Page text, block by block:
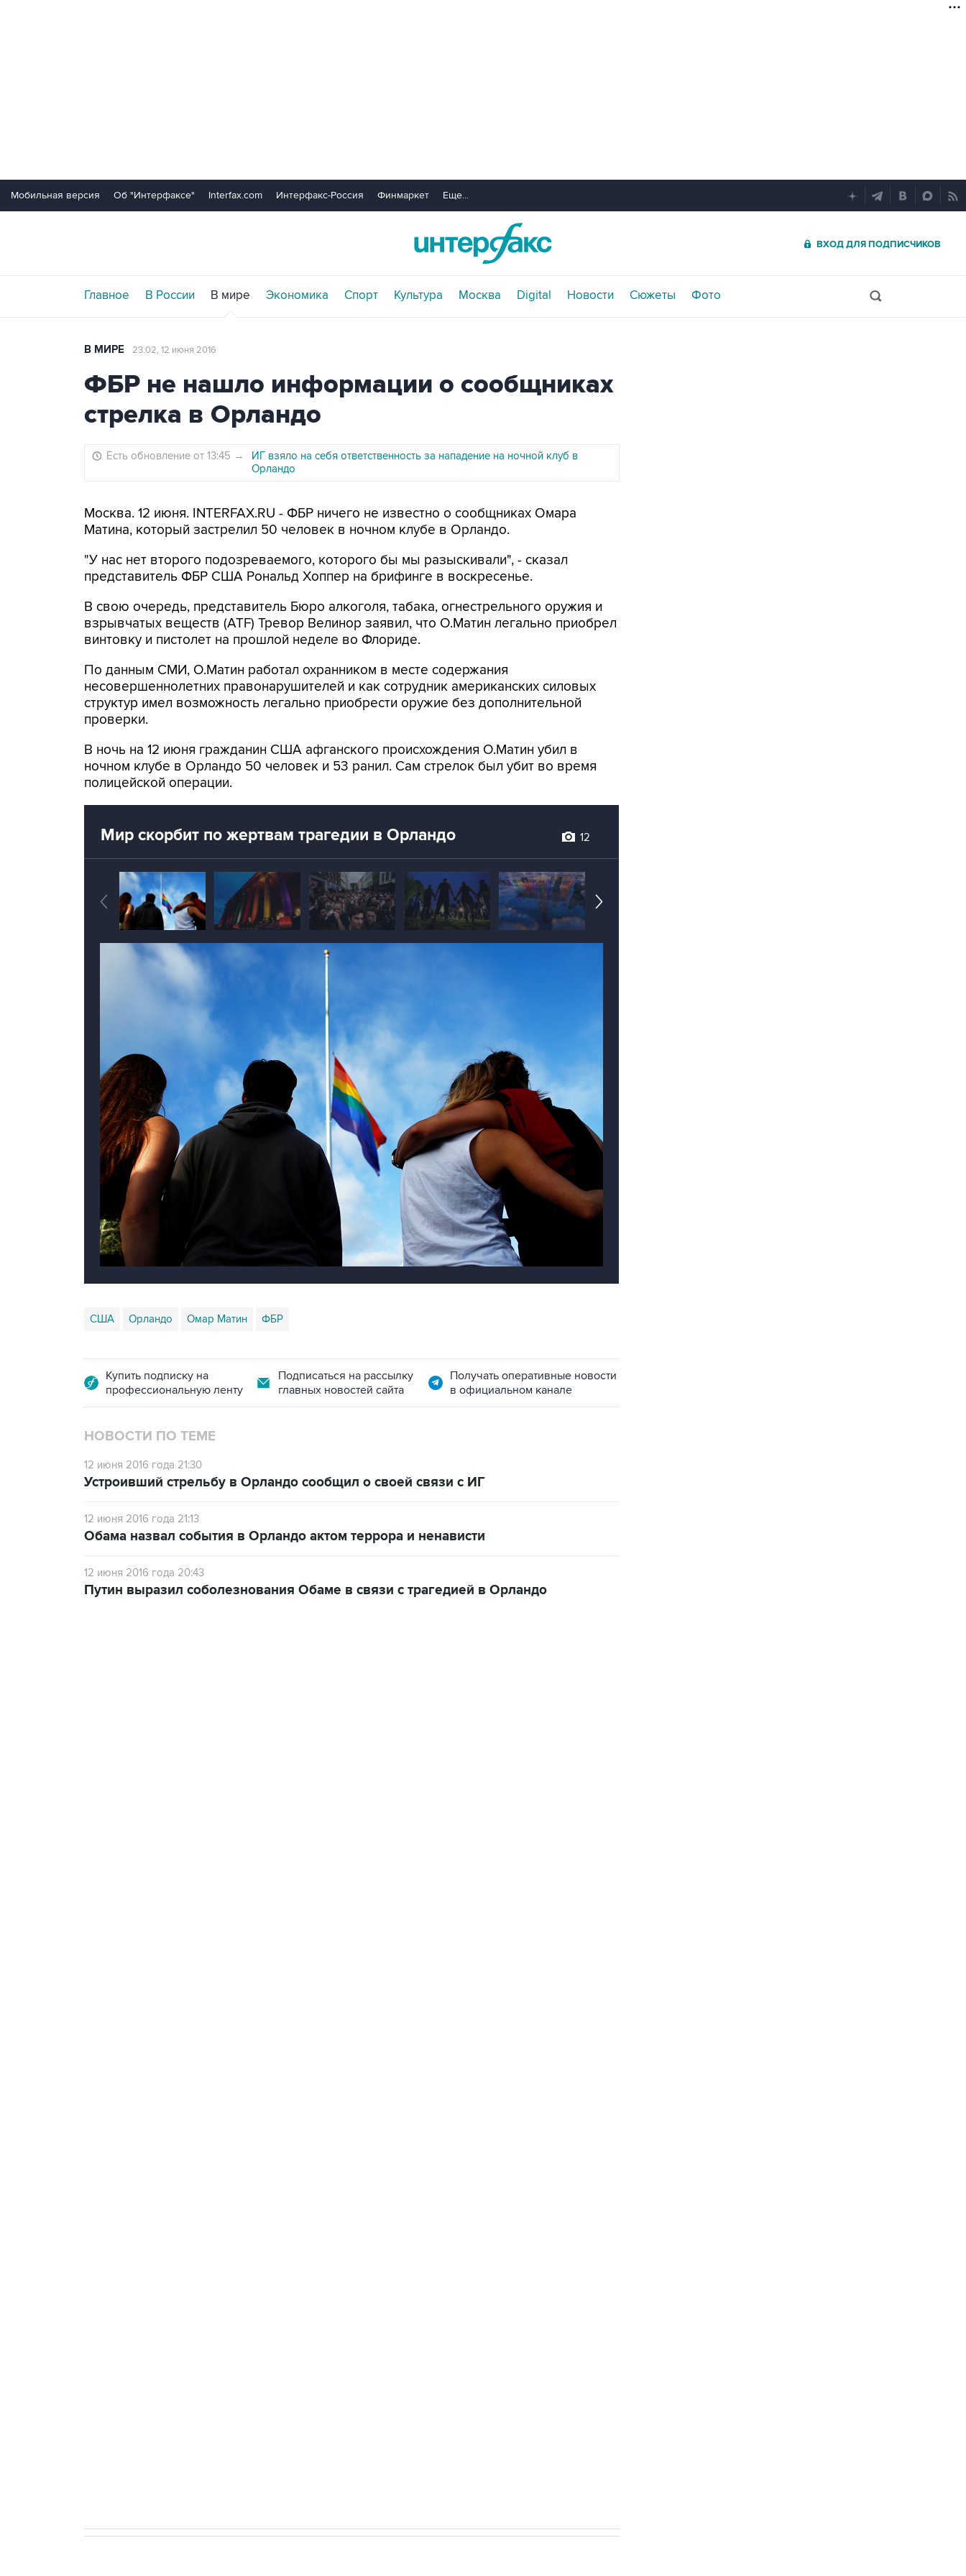
Мобильная версия Об "Интерфаксе" Interfax.com Интерфакс-Россия Финмаркет Еще...
ВХОД ДЛЯ ПОДПИСЧИКОВ
Главное В России В мире Экономика Спорт Культура Москва Digital Новости Сюжеты Фото
В МИРЕ 23:02, 12 июня 2016
ФБР не нашло информации о сообщниках
стрелка в Орландо
Есть обновление от 13:45 →
ИГ взяло на себя ответственность за нападение на ночной клуб в
Орландо
Москва. 12 июня. INTERFAX.RU - ФБР ничего не известно о сообщниках Омара
Матина, который застрелил 50 человек в ночном клубе в Орландо.
"У нас нет второго подозреваемого, которого бы мы разыскивали", - сказал
представитель ФБР США Рональд Хоппер на брифинге в воскресенье.
В свою очередь, представитель Бюро алкоголя, табака, огнестрельного оружия и
взрывчатых веществ (ATF) Тревор Велинор заявил, что О.Матин легально приобрел
винтовку и пистолет на прошлой неделе во Флориде.
По данным СМИ, О.Матин работал охранником в месте содержания
несовершеннолетних правонарушителей и как сотрудник американских силовых
структур имел возможность легально приобрести оружие без дополнительной
проверки.
В ночь на 12 июня гражданин США афганского происхождения О.Матин убил в
ночном клубе в Орландо 50 человек и 53 ранил. Сам стрелок был убит во время
полицейской операции.
Мир скорбит по жертвам трагедии в Орландо 12
США Орландо Омар Матин ФБР
Купить подписку на
профессиональную ленту
Подписаться на рассылку
главных новостей сайта
Получать оперативные новости
в официальном канале
НОВОСТИ ПО ТЕМЕ
12 июня 2016 года 21:30
Устроивший стрельбу в Орландо сообщил о своей связи с ИГ
12 июня 2016 года 21:13
Обама назвал события в Орландо актом террора и ненависти
12 июня 2016 года 20:43
Путин выразил соболезнования Обаме в связи с трагедией в Орландо